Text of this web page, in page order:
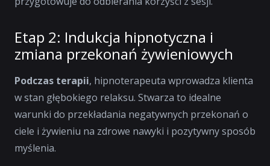
Etap 2: Indukcja hipnotyczna i
zmiana przekonań żywieniowych
Podczas terapii, hipnoterapeuta wprowadza klienta
w stan głębokiego relaksu. Stwarza to idealne
warunki do przekładania negatywnych przekonań o
ciele i żywieniu na zdrowe nawyki i pozytywny sposób
myślenia.